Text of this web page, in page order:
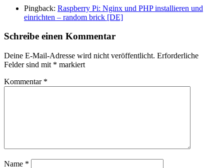
Pingback: Raspberry Pi: Nginx und PHP installieren und
einrichten – random brick [DE]
Schreibe einen Kommentar
Deine E-Mail-Adresse wird nicht veröffentlicht. Erforderliche
Felder sind mit * markiert
Kommentar *
Name *